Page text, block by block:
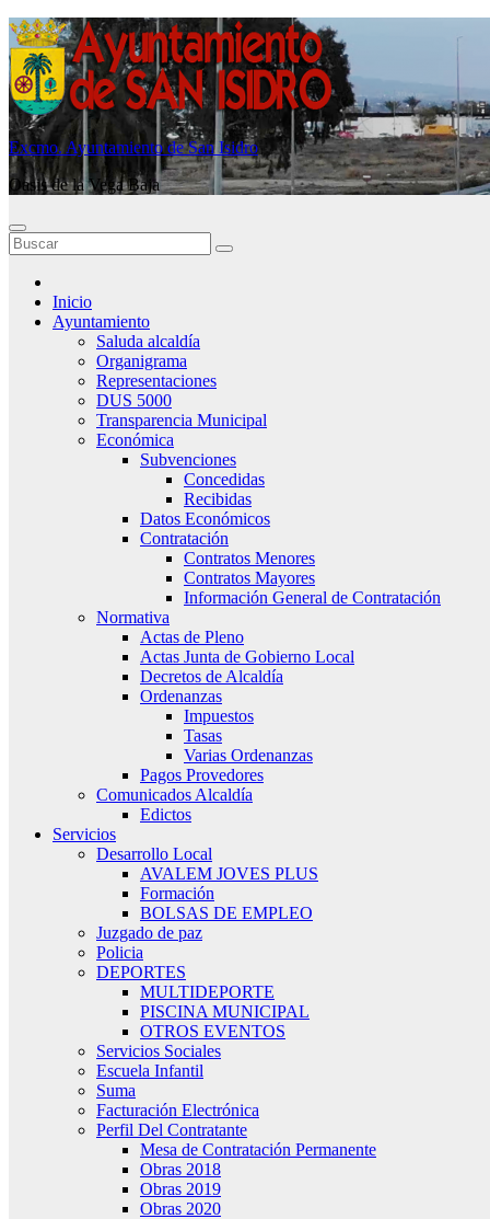
Saltar
al
contenido
Excmo. Ayuntamiento de San Isidro
Oasis de la Vega Baja
Inicio
Ayuntamiento
Saluda alcaldía
Organigrama
Representaciones
DUS 5000
Transparencia Municipal
Económica
Subvenciones
Concedidas
Recibidas
Datos Económicos
Contratación
Contratos Menores
Contratos Mayores
Información General de Contratación
Normativa
Actas de Pleno
Actas Junta de Gobierno Local
Decretos de Alcaldía
Ordenanzas
Impuestos
Tasas
Varias Ordenanzas
Pagos Provedores
Comunicados Alcaldía
Edictos
Servicios
Desarrollo Local
AVALEM JOVES PLUS
Formación
BOLSAS DE EMPLEO
Juzgado de paz
Policia
DEPORTES
MULTIDEPORTE
PISCINA MUNICIPAL
OTROS EVENTOS
Servicios Sociales
Escuela Infantil
Suma
Facturación Electrónica
Perfil Del Contratante
Mesa de Contratación Permanente
Obras 2018
Obras 2019
Obras 2020